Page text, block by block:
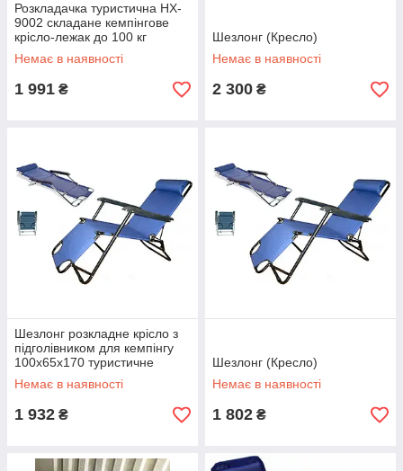
Розкладачка туристична HX-
9002 складане кемпінгове
крісло-лежак до 100 кг
190*62*45 см
Немає в наявності
1 991 ₴
Шезлонг (Кресло)
Немає в наявності
2 300 ₴
Шезлонг розкладне крісло з
підголівником для кемпінгу
100х65х170 туристичне
крісло лежак
Немає в наявності
1 932 ₴
Шезлонг (Кресло)
Немає в наявності
1 802 ₴